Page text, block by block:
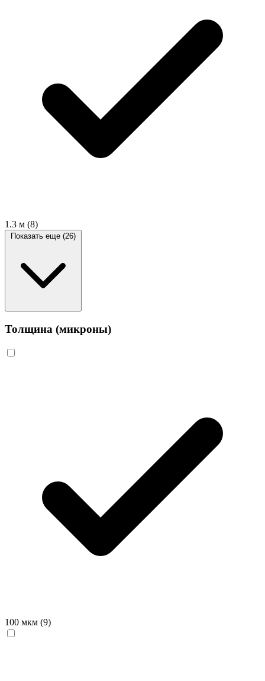
1.3 м (8)
Показать еще (26)
Толщина (микроны)
100 мкм (9)